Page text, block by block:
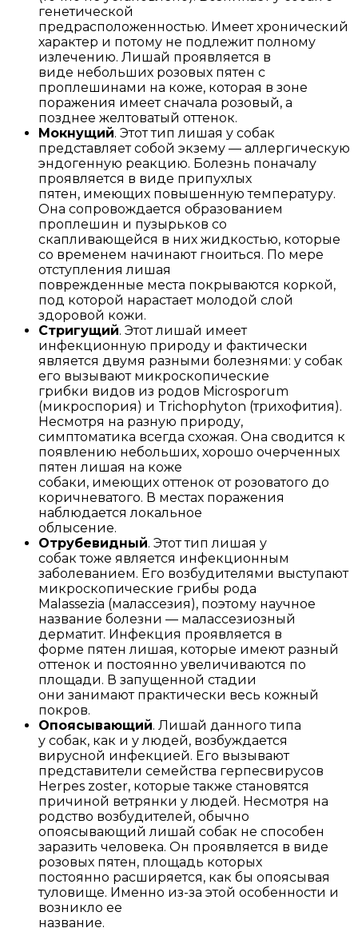
генетической
предрасположенностью. Имеет хронический
характер и потому не подлежит полному
излечению. Лишай проявляется в
виде небольших розовых пятен с
проплешинами на коже, которая в зоне
поражения имеет сначала розовый, а
позднее желтоватый оттенок.
Мокнущий. Этот тип лишая у собак
представляет собой экзему — аллергическую
эндогенную реакцию. Болезнь поначалу
проявляется в виде припухлых
пятен, имеющих повышенную температуру.
Она сопровождается образованием
проплешин и пузырьков со
скапливающейся в них жидкостью, которые
со временем начинают гноиться. По мере
отступления лишая
поврежденные места покрываются коркой,
под которой нарастает молодой слой
здоровой кожи.
Стригущий. Этот лишай имеет
инфекционную природу и фактически
является двумя разными болезнями: у собак
его вызывают микроскопические
грибки видов из родов Microsporum
(микроспория) и Trichophyton (трихофития).
Несмотря на разную природу,
симптоматика всегда схожая. Она сводится к
появлению небольших, хорошо очерченных
пятен лишая на коже
собаки, имеющих оттенок от розоватого до
коричневатого. В местах поражения
наблюдается локальное
облысение.
Отрубевидный. Этот тип лишая у
собак тоже является инфекционным
заболеванием. Его возбудителями выступают
микроскопические грибы рода
Malassezia (малассезия), поэтому научное
название болезни — малассезиозный
дерматит. Инфекция проявляется в
форме пятен лишая, которые имеют разный
оттенок и постоянно увеличиваются по
площади. В запущенной стадии
они занимают практически весь кожный
покров.
Опоясывающий. Лишай данного типа
у собак, как и у людей, возбуждается
вирусной инфекцией. Его вызывают
представители семейства герпесвирусов
Herpes zoster, которые также становятся
причиной ветрянки у людей. Несмотря на
родство возбудителей, обычно
опоясывающий лишай собак не способен
заразить человека. Он проявляется в виде
розовых пятен, площадь которых
постоянно расширяется, как бы опоясывая
туловище. Именно из-за этой особенности и
возникло ее
название.